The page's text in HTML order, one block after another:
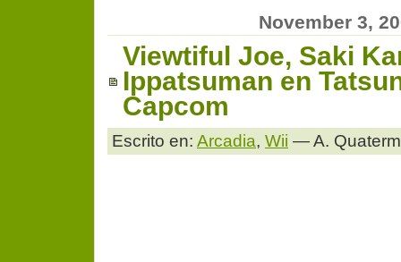
November 3,
Viewtiful Joe, Saki
Ippatsuman en
Capcom
Escrito en: Arcadia, Wii — A.